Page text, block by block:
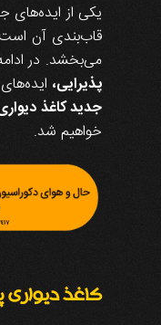
یکی از ایده‌های
قاب‌بندی آن است
می‌بخشد. در
پذیرایی، ایده‌های
جدید کاغذ
خواهیم شد.
کاغذ دیواری